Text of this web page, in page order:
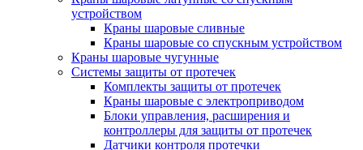
устройством
Краны шаровые сливные
Краны шаровые со спускным устройством
Краны шаровые чугунные
Системы защиты от протечек
Комплекты защиты от протечек
Краны шаровые с электроприводом
Блоки управления, расширения и
контроллеры для защиты от протечек
Датчики контроля протечки